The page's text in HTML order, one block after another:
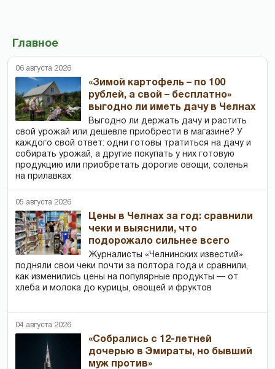
Главное
06 августа 2026
«Зимой картофель – по 100
рублей, а свой – бесплатно»
выгодно ли иметь дачу в Челнах
Выгодно ли держать дачу и растить
свой урожай или дешевле приобрести в магазине? У
каждого свой ответ: одни готовы тратиться на дачу и
собирать урожай, а другие покупать у них готовую
продукцию или приобретать дорогие овощи, соленья
на прилавках
05 августа 2026
Цены в Челнах за год: сравнили
чеки и выяснили, что
подорожало сильнее всего
Журналисты «Челнинских известий»
подняли свои чеки почти за полтора года и сравнили,
как изменились цены на популярные продукты — от
хлеба и молока до курицы, овощей и фруктов
04 августа 2026
«Собрались с 12-летней
дочерью в Эмираты, но бывший
муж против»